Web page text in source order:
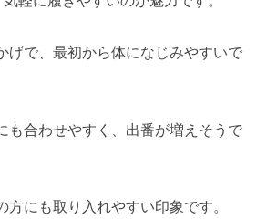
げで、最初から体になじみやすいで
も合わせやすく、出番が増えそうで
方にも取り入れやすい印象です。